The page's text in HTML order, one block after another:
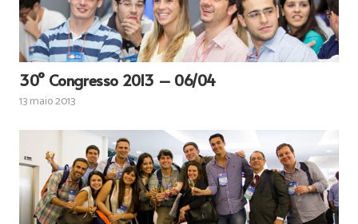
30° Congresso 2013 – 06/04
13 maio 2013